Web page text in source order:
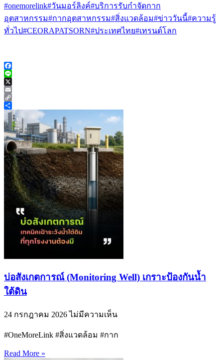
#onemorelink#วันมอร์ลิงค์#บริการรับกำจัดกาก
อุตสาหกรรม#กากอุตสาหกรรม#สิ่งแวดล้อม#ข่าววันนี้#ความรู้
ทั่วไป#CEORAPATSORN#ประเทศไทย#เทรนด์โลก
Facebook
Line
X
Email
Copy
Link
Share
บ่อสังเกตการณ์ (Monitoring Well) เกราะป้องกันน้ำ
ใต้ดิน
24 กรกฎาคม 2026ไม่มีความเห็น
#OneMoreLink #สิ่งแวดล้อม #กาก
Read More »